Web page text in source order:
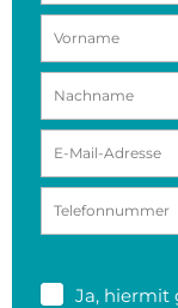
Ja, hiermit